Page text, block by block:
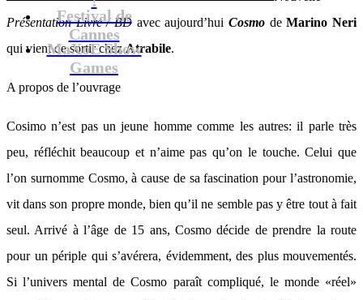
Festival de
Cannes
MaXoE Show
Games
Présentation Livre / BD avec aujourd’hui Cosmo deMarino Neri
qui vient de sortir chezAtrabile.
A propos de l’ouvrage
Cosimo n’est pas un jeune homme comme les autres: il parle très
peu, réfléchit beaucoup et n’aime pas qu’on le touche. Celui que
l’on surnomme Cosmo, à cause de sa fascination pour l’astronomie,
vit dans son propre monde, bien qu’il ne semble pas y être tout à fait
seul. Arrivé à l’âge de 15 ans, Cosmo décide de prendre la route
pour un périple qui s’avérera, évidemment, des plus mouvementés.
Si l’univers mental de Cosmo paraît compliqué, le monde «réel»